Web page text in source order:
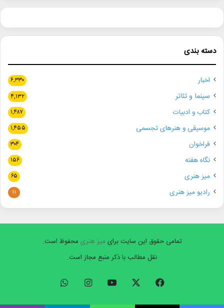
دسته بندی
اخبار ۶,۳۳۰
سینما و تئاتر ۴,۱۳۲
کتاب و ادبیات ۱,۴۸۷
موسیقی و هنرهای تجسمی ۱,۴۵۵
فراخوان ۳۰۴
نگاه هفته ۱۵۶
میز هنری ۶۵
رادیو میز هنری ۱۱
تمامی حقوق این سایت برای میز هنری محفوظ است.
نقل مطالب با ذکر منبع مجاز است.
فیسبوک ایکس یوتیوب اینستاگرام